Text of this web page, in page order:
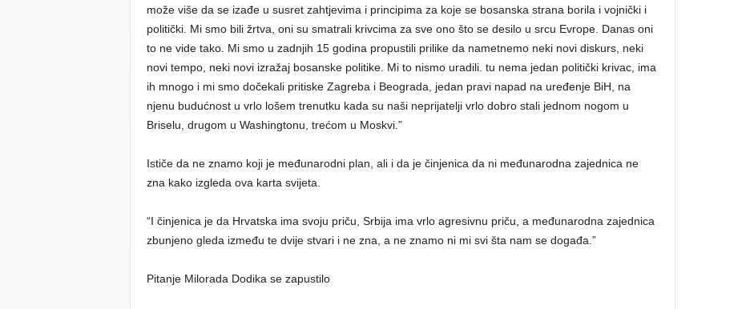
može više da se izađe u susret zahtjevima i principima za koje se bosanska strana borila i vojnički i
politički. Mi smo bili žrtva, oni su smatrali krivcima za sve ono što se desilo u srcu Evrope. Danas oni
to ne vide tako. Mi smo u zadnjih 15 godina propustili prilike da nametnemo neki novi diskurs, neki
novi tempo, neki novi izražaj bosanske politike. Mi to nismo uradili. tu nema jedan politički krivac, ima
ih mnogo i mi smo dočekali pritiske Zagreba i Beograda, jedan pravi napad na uređenje BiH, na
njenu budućnost u vrlo lošem trenutku kada su naši neprijatelji vrlo dobro stali jednom nogom u
Briselu, drugom u Washingtonu, trećom u Moskvi.”
Ističe da ne znamo koji je međunarodni plan, ali i da je činjenica da ni međunarodna zajednica ne
zna kako izgleda ova karta svijeta.
“I činjenica je da Hrvatska ima svoju priču, Srbija ima vrlo agresivnu priču, a međunarodna zajednica
zbunjeno gleda između te dvije stvari i ne zna, a ne znamo ni mi svi šta nam se događa.”
Pitanje Milorada Dodika se zapustilo